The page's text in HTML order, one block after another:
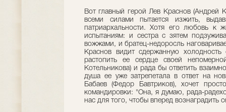
Вот главный герой Лев Краснов (Андрей
всеми силами пытается изжить,
патриархальности. Хотя его любовь к
испытаниям: и сестра с зятем
вожжами, и братец-недоросль
Краснов видит сдержанную
растопить ее сердце своей
Котельникова) и рада бы ответить
душа ее уже затрепетала в ответ на
Бабаев (Федор Бавтриков), хочет
командировки: "Она, я думаю, рада-
нас для того, чтобы вперед вознаградить